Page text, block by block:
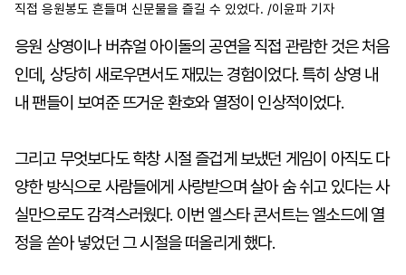
직접 응원봉도 흔들며 신문물을 즐길 수 있었다. /이윤파 기자
응원 상영이나 버츄얼 아이돌의 공연을 직접 관람한 것은 처음
인데, 상당히 새로우면서도 재밌는 경험이었다. 특히 상영 내
내 팬들이 보여준 뜨거운 환호와 열정이 인상적이었다.
그리고 무엇보다도 학창 시절 즐겁게 보냈던 게임이 아직도 다
양한 방식으로 사람들에게 사랑받으며 살아 숨 쉬고 있다는 사
실만으로도 감격스러웠다. 이번 엘스타 콘서트는 엘소드에 열
정을 쏟아 넣었던 그 시절을 떠올리게 했다.